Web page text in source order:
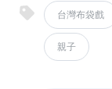
台灣布袋戲
親子